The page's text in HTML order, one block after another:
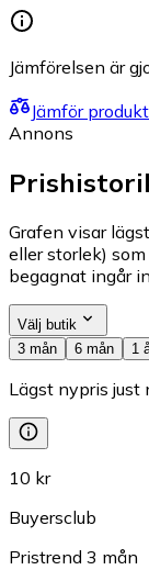
Jämförelsen är
Jämför
Annons
Grafen visar
eller storlek)
begagnat ingår
Välj butik
3 mån
6 mån 1
Lägst nypris just
10 kr
Buyersclub
Pristrend 3 mån